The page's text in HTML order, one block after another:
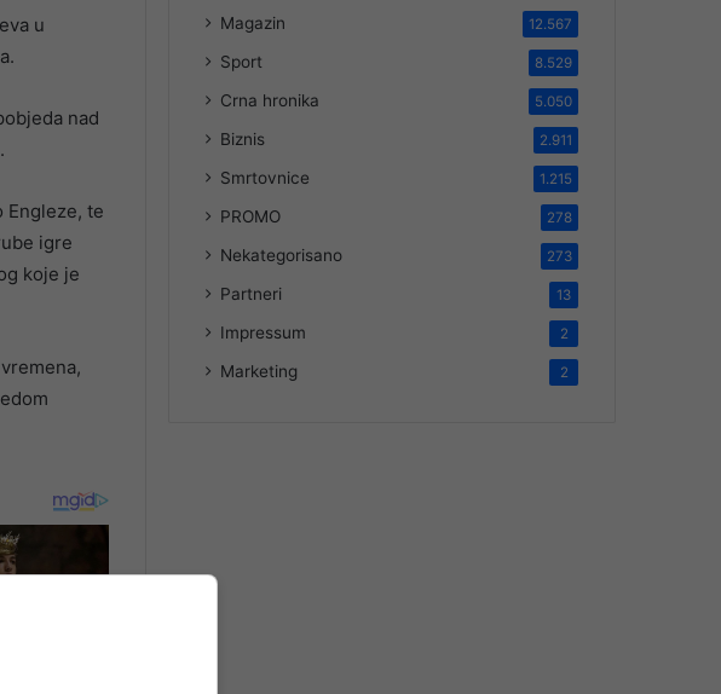
u
nad
Engleze, te
igre
koje je
Magazin 12.567
Sport 8.529
Crna hronika 5.050
Biznis 2.911
Smrtovnice 1.215
PROMO 278
Nekategorisano 273
Partneri 13
Impressum 2
Marketing 2